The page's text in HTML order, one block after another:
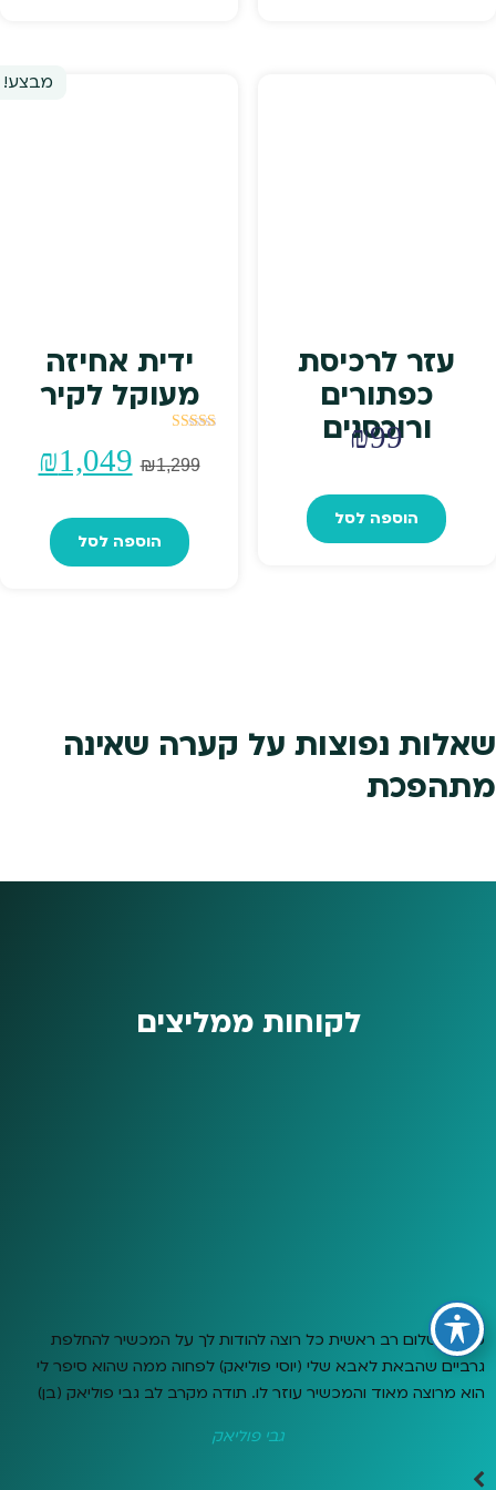
עזר לרכיסת
כפתורים
ורוכסנים
₪99
הוספה לסל
מבצע!
ידית אחיזה
מעוקל לקיר
5.00
מתוך 5 ₪1,299
המחיר
היה:
₪1,049
הוספה לסל
שאלות נפוצות על קערה שאינה
מתהפכת
לקוחות ממליצים
סמדר שלום רב ראשית כל רוצה להודות לך על המכשיר להחלפת
גרביים שהבאת לאבא שלי (יוסי פוליאק) לפחוה ממה שהוא סיפר לי
הוא מרוצה מאוד והמכשיר עוזר לו. תודה מקרב לב גבי פוליאק (בן)
גבי פוליאק